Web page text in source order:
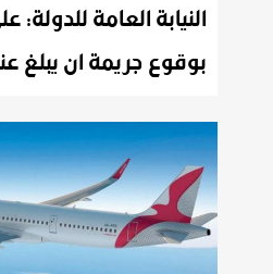
النيابة العامة
بوقوع جريمة ان يبلغ